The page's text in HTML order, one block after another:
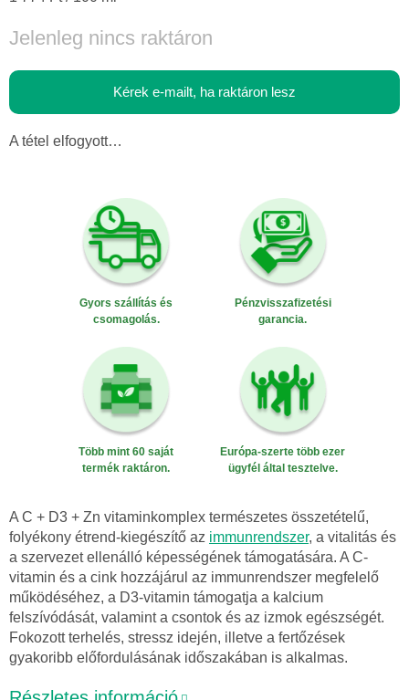
Jelenleg nincs raktáron
Kérek e-mailt, ha raktáron lesz
A tétel elfogyott…
Gyors szállítás és
csomagolás.
Pénzvisszafizetési
garancia.
Több mint 60 saját
termék raktáron.
Európa-szerte több ezer
ügyfél által tesztelve.
A C + D3 + Zn vitaminkomplex természetes összetételű,
folyékony étrend-kiegészítő az immunrendszer, a vitalitás és
a szervezet ellenálló képességének támogatására. A C-
vitamin és a cink hozzájárul az immunrendszer megfelelő
működéséhez, a D3-vitamin támogatja a kalcium
felszívódását, valamint a csontok és az izmok egészségét.
Fokozott terhelés, stressz idején, illetve a fertőzések
gyakoribb előfordulásának időszakában is alkalmas.